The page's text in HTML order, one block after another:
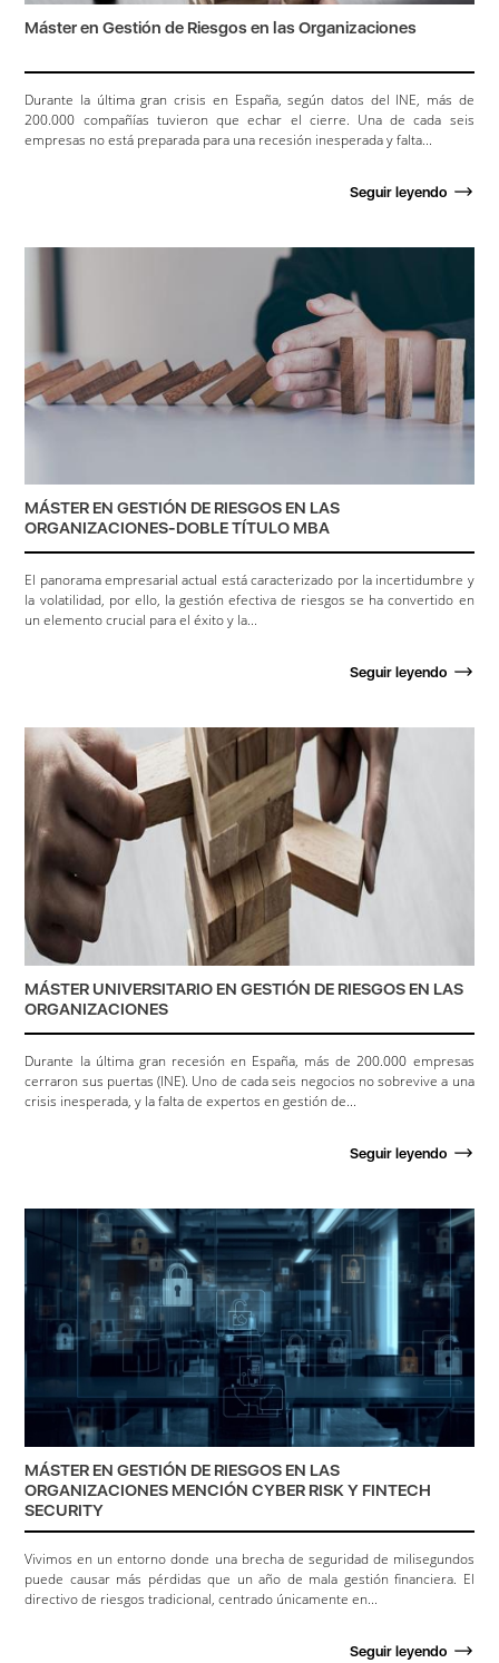
Máster en Gestión de Riesgos en las Organizaciones
Durante la última gran crisis en España, según datos del INE, más de
200.000 compañías tuvieron que echar el cierre. Una de cada seis
empresas no está preparada para una recesión inesperada y falta...
Seguir leyendo
MÁSTER EN GESTIÓN DE RIESGOS EN LAS
ORGANIZACIONES-DOBLE TÍTULO MBA
El panorama empresarial actual está caracterizado por la incertidumbre y
la volatilidad, por ello, la gestión efectiva de riesgos se ha convertido en
un elemento crucial para el éxito y la...
Seguir leyendo
MÁSTER UNIVERSITARIO EN GESTIÓN DE RIESGOS EN LAS
ORGANIZACIONES
Durante la última gran recesión en España, más de 200.000 empresas
cerraron sus puertas (INE). Uno de cada seis negocios no sobrevive a una
crisis inesperada, y la falta de expertos en gestión de...
Seguir leyendo
MÁSTER EN GESTIÓN DE RIESGOS EN LAS
ORGANIZACIONES MENCIÓN CYBER RISK Y FINTECH
SECURITY
Vivimos en un entorno donde una brecha de seguridad de milisegundos
puede causar más pérdidas que un año de mala gestión financiera. El
directivo de riesgos tradicional, centrado únicamente en...
Seguir leyendo